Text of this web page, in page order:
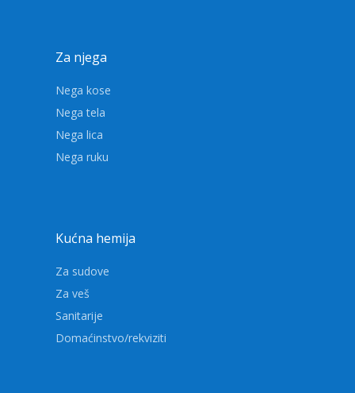
Za njega
Nega kose
Nega tela
Nega lica
Nega ruku
Kućna hemija
Za sudove
Za veš
Sanitarije
Domaćinstvo/rekviziti